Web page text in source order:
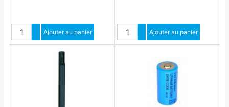
QuantitéAugmenter quantité
Diminuer quantité
Ajouter au panier QuantitéAugmenter quantité
Diminuer quantité
Ajouter au panier